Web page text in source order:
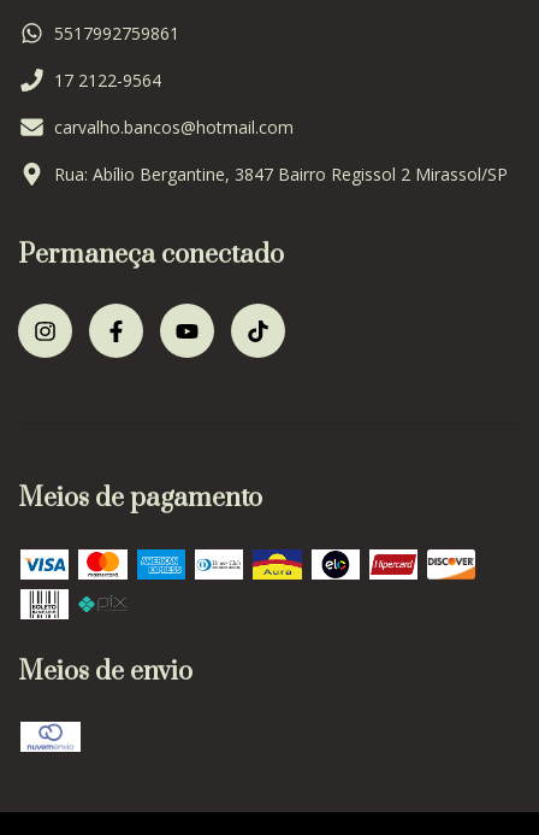
5517992759861
17 2122-9564
carvalho.bancos@hotmail.com
Rua: Abílio Bergantine, 3847 Bairro Regissol 2 Mirassol/SP
Permaneça conectado
Meios de pagamento
Meios de envio